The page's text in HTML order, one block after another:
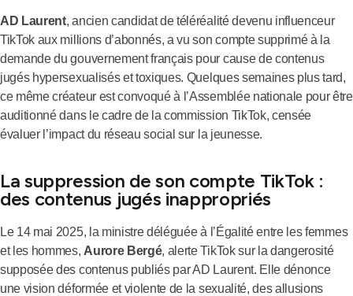
AD Laurent, ancien candidat de téléréalité devenu influenceur
TikTok aux millions d’abonnés, a vu son compte supprimé à la
demande du gouvernement français pour cause de contenus
jugés hypersexualisés et toxiques. Quelques semaines plus tard,
ce même créateur est convoqué à l’Assemblée nationale pour être
auditionné dans le cadre de la commission TikTok, censée
évaluer l’impact du réseau social sur la jeunesse.
La suppression de son compte TikTok :
des contenus jugés inappropriés
Le 14 mai 2025, la ministre déléguée à l’Égalité entre les femmes
et les hommes, Aurore Bergé, alerte TikTok sur la dangerosité
supposée des contenus publiés par AD Laurent. Elle dénonce
une vision déformée et violente de la sexualité, des allusions